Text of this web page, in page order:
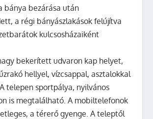
bánya bezárása után
a régi bányászlakások felújítva
kulcsosházaiként
bekerített udvaron kap helyet,
hellyel, vízcsappal, asztalokkal
telepen sportpálya, nyilvános
is megtalálható. A mobiltelefonok
a térerő gyenge. A teleptől